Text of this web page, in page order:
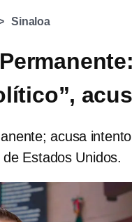
Sinaloa
acusa
Estados Unidos.